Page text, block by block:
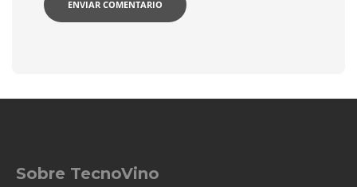
Sobre TecnoVino